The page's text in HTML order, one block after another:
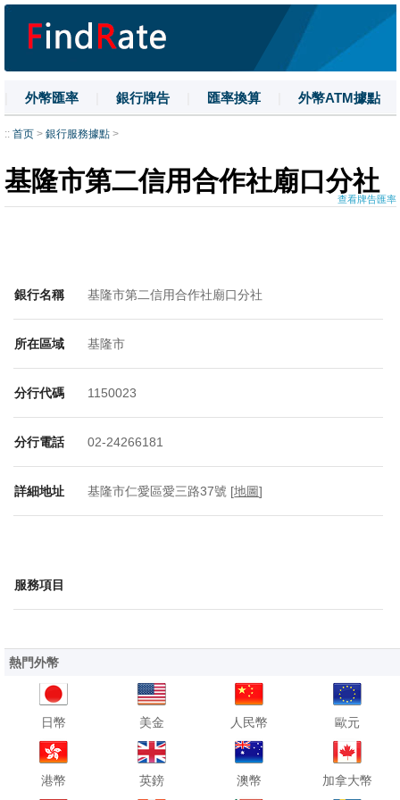
外幣匯率 銀行牌告 匯率換算 外幣ATM據點
| 名詞解釋 | 換匯技巧
:: 首页 > 銀行服務據點 >
基隆市第二信用合作社廟口分社
查看牌告匯率
銀行名稱 基隆市第二信用合作社廟口分社
所在區域 基隆市
分行代碼 1150023
分行電話 02-24266181
詳細地址 基隆市仁愛區愛三路37號 [地圖]
服務項目
熱門外幣
日幣 美金 人民幣 歐元
港幣 英鎊 澳幣 加拿大幣